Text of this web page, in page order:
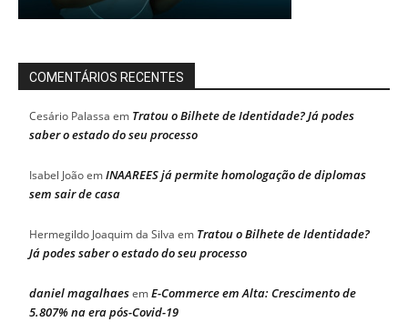
COMENTÁRIOS RECENTES
Cesário Palassa em Tratou o Bilhete de Identidade? Já podes
saber o estado do seu processo
Isabel JoãoemINAAREES já permite homologação de diplomas
sem sair de casa
Hermegildo Joaquim da Silva em Tratou o Bilhete de Identidade?
Já podes saber o estado do seu processo
daniel magalhaesemE-Commerce em Alta: Crescimento de
5.807% na era pós-Covid-19